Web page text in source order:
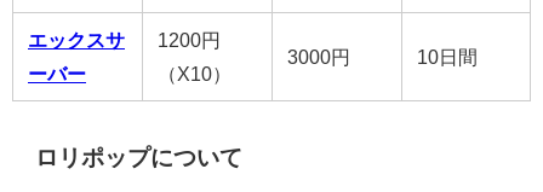
エックスサ
ーバー
1200円
（X10）
3000円 10日間
ロリポップについて